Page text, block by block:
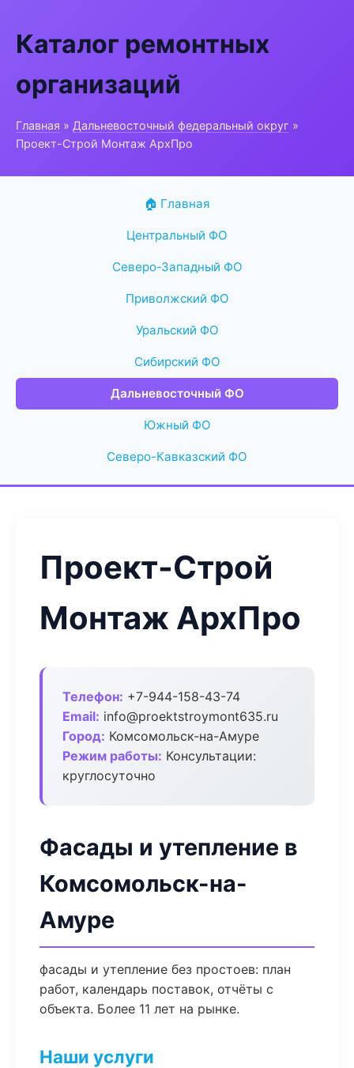
Каталог ремонтных
организаций
Главная » Дальневосточный федеральный округ »
Проект-Строй Монтаж АрхПро
🏠 Главная
Центральный ФО
Северо-Западный ФО
Приволжский ФО
Уральский ФО
Сибирский ФО
Дальневосточный ФО
Южный ФО
Северо-Кавказский ФО
Проект-Строй
Монтаж АрхПро
Телефон: +7-944-158-43-74
Email: info@proektstroymont635.ru
Город: Комсомольск-на-Амуре
Режим работы: Консультации:
круглосуточно
Фасады и утепление в
Комсомольск-на-
Амуре
фасады и утепление без простоев: план
работ, календарь поставок, отчёты с
объекта. Более 11 лет на рынке.
Наши услуги